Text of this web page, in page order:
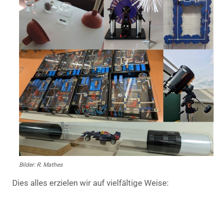
Bilder: R. Mathes
Dies alles erzielen wir auf vielfältige Weise: